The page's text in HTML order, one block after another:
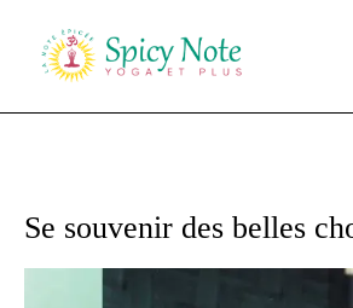
Se souvenir des belles